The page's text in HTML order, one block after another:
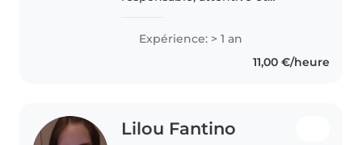
d'expérience en garde d'enfants.
J'ai une licence de droit et de
science politique et je parle
Expérience: > 1 an
11,00 €/heure
Lilou Fantino